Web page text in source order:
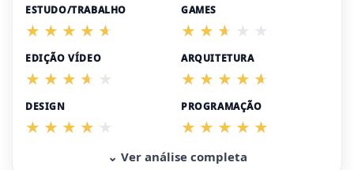
ESTUDO/TRABALHO GAMES
EDIÇÃO VÍDEO ARQUITETURA
DESIGN PROGRAMAÇÃO
⌄ Ver análise completa